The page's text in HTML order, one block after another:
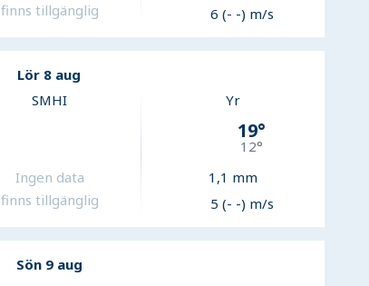
finns tillgänglig
6 (- -) m/s
Lör 8 aug
SMHI
Ingen data
finns tillgänglig
Yr
19°
12°
1,1 mm
5 (- -) m/s
Sön 9 aug